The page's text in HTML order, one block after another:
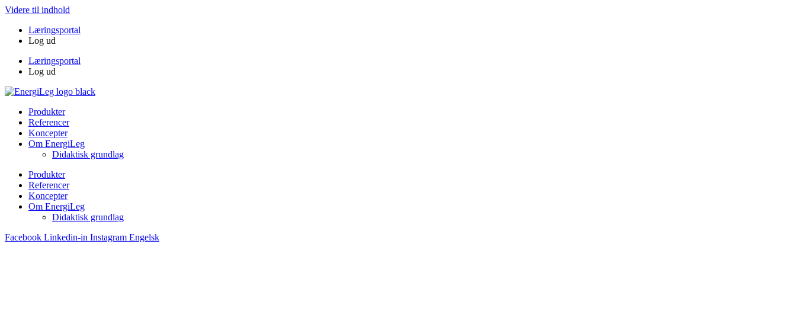
Videre til indhold
Læringsportal
Log ud
Læringsportal
Log ud
Produkter
Referencer
Koncepter
Om EnergiLeg
Didaktisk grundlag
Produkter
Referencer
Koncepter
Om EnergiLeg
Didaktisk grundlag
Facebook Linkedin-in Instagram Engelsk